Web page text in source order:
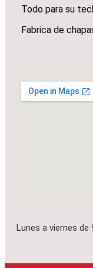
Todo para su
Fabrica de
Lunes a viernes de